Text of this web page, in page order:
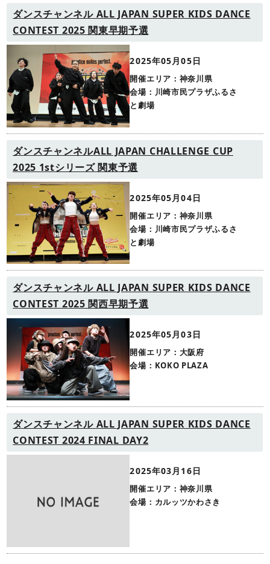
ダンスチャンネル ALL JAPAN SUPER KIDS DANCE
CONTEST 2025 関東早期予選
2025年05月05日
開催エリア：神奈川県
会場：川崎市民プラザふるさ
と劇場
ダンスチャンネルALL JAPAN CHALLENGE CUP
2025 1stシリーズ 関東予選
2025年05月04日
開催エリア：神奈川県
会場：川崎市民プラザふるさ
と劇場
ダンスチャンネル ALL JAPAN SUPER KIDS DANCE
CONTEST 2025 関西早期予選
2025年05月03日
開催エリア：大阪府
会場：KOKO PLAZA
ダンスチャンネル ALL JAPAN SUPER KIDS DANCE
CONTEST 2024 FINAL DAY2
2025年03月16日
開催エリア：神奈川県
会場：カルッツかわさき